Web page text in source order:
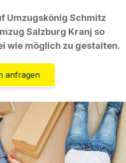
Umzugskönig Schmitz
Salzburg Kranj so
wie möglich zu gestalten.
anfragen